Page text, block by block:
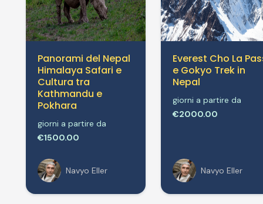
Panorami del Nepal
Himalaya Safari e
Cultura tra
Kathmandu e
Pokhara
giorni a partire da
€1500.00
Navyo Eller
Everest Cho La
e Gokyo Trek in
Nepal
giorni a partire da
€2000.00
Navyo Eller